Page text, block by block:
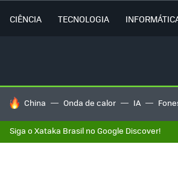
CIÊNCIA TECNOLOGIA
TENDÊNCIAS DO DIA
China Onda de calor IA
Siga o Xataka Brasil no Google Discover!